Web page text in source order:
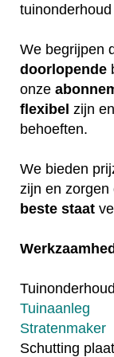
We begrijpen
doorlopende
onze
flexibel zijn
behoeften.
We bieden
zijn en zorgen
beste staat
Tuinonderhoud
Tuinaanleg
Stratenmaker
Schutting